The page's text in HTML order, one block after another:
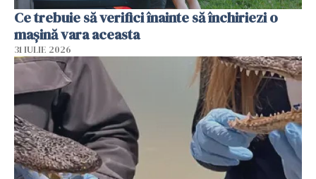
Ce trebuie să verifici înainte să închiriezi o
mașină vara aceasta
31 IULIE 2026